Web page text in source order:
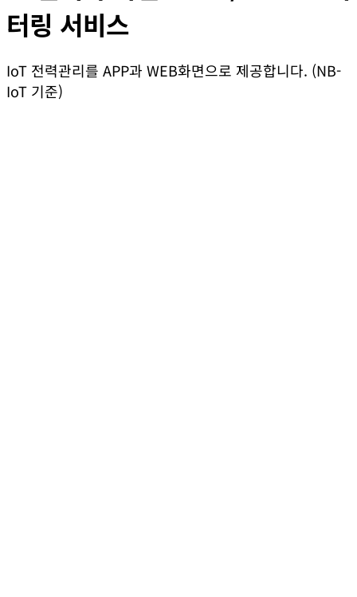
터링 서비스
IoT 전력관리를 APP과 WEB화면으로 제공합니다. (NB-
IoT 기준)